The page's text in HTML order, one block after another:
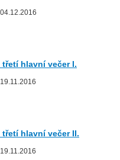
04.12.2016
třetí hlavní večer I.
19.11.2016
třetí hlavní večer II.
19.11.2016